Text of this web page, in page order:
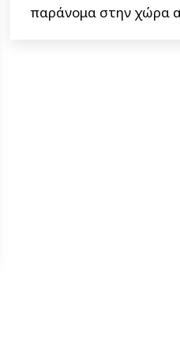
παράνομα στην χώρα